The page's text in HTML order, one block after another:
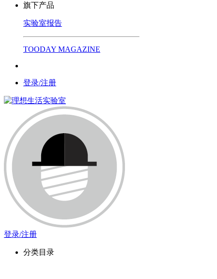
旗下产品
实验室报告
TOODAY MAGAZINE
登录/注册
登录/注册
分类目录